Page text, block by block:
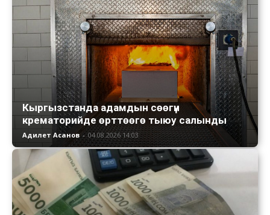
Кыргызстанда адамдын сөөгүн
крематорийде өрттөөгө тыюу салынды
Адилет Асанов - 04.08.2026 14:03